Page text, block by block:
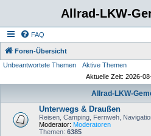
Allrad-LKW-
FAQ
Foren-Übersicht
Unbeantwortete Themen
Aktive Themen
Aktuelle Zeit: 2026-
Allrad-LKW-
Unterwegs & Draußen
Reisen, Camping, Fernweh,
Moderator: Moderatoren
Themen: 6385